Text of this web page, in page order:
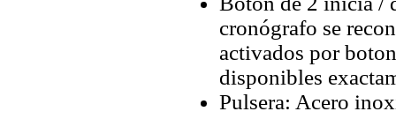
cronógrafo se
activados por
disponibles
Pulsera: Acero